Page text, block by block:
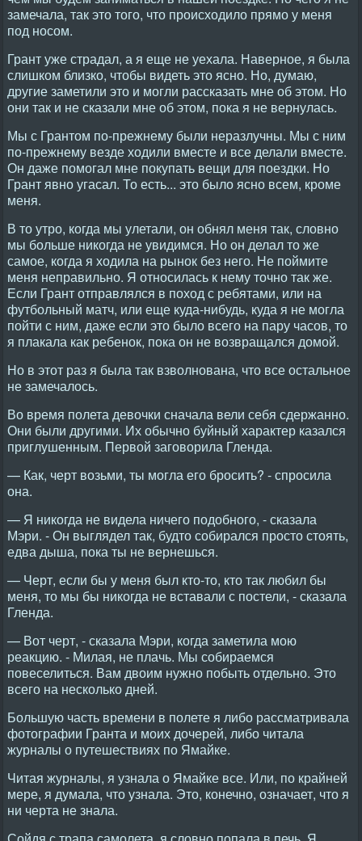
замечала, так это того, что происходило прямо у меня
под носом.
Грант уже страдал, а я еще не уехала. Наверное, я была
слишком близко, чтобы видеть это ясно. Но, думаю,
другие заметили это и могли рассказать мне об этом. Но
они так и не сказали мне об этом, пока я не вернулась.
Мы с Грантом по-прежнему были неразлучны. Мы с ним
по-прежнему везде ходили вместе и все делали вместе.
Он даже помогал мне покупать вещи для поездки. Но
Грант явно угасал. То есть... это было ясно всем, кроме
меня.
В то утро, когда мы улетали, он обнял меня так, словно
мы больше никогда не увидимся. Но он делал то же
самое, когда я ходила на рынок без него. Не поймите
меня неправильно. Я относилась к нему точно так же.
Если Грант отправлялся в поход с ребятами, или на
футбольный матч, или еще куда-нибудь, куда я не могла
пойти с ним, даже если это было всего на пару часов, то
я плакала как ребенок, пока он не возвращался домой.
Но в этот раз я была так взволнована, что все остальное
не замечалось.
Во время полета девочки сначала вели себя сдержанно.
Они были другими. Их обычно буйный характер казался
приглушенным. Первой заговорила Гленда.
— Как, черт возьми, ты могла его бросить? - спросила
она.
— Я никогда не видела ничего подобного, - сказала
Мэри. - Он выглядел так, будто собирался просто стоять,
едва дыша, пока ты не вернешься.
— Черт, если бы у меня был кто-то, кто так любил бы
меня, то мы бы никогда не вставали с постели, - сказала
Гленда.
— Вот черт, - сказала Мэри, когда заметила мою
реакцию. - Милая, не плачь. Мы собираемся
повеселиться. Вам двоим нужно побыть отдельно. Это
всего на несколько дней.
Большую часть времени в полете я либо рассматривала
фотографии Гранта и моих дочерей, либо читала
журналы о путешествиях по Ямайке.
Читая журналы, я узнала о Ямайке все. Или, по крайней
мере, я думала, что узнала. Это, конечно, означает, что я
ни черта не знала.